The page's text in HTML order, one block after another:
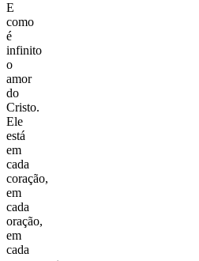
E
como
é
infinito
o
amor
do
Cristo.
Ele
está
em
cada
coração,
em
cada
oração,
em
cada